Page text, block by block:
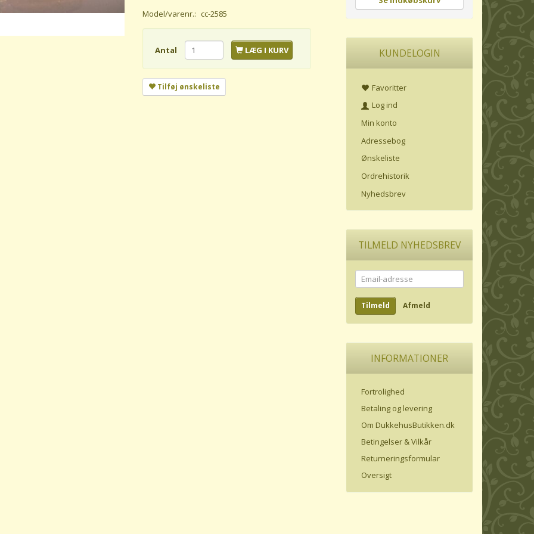
Model/varenr.: cc-2585
Antal LÆG I KURV
Tilføj ønskeliste
KUNDELOGIN
Favoritter
Log ind
Min konto
Adressebog
Ønskeliste
Ordrehistorik
Nyhedsbrev
TILMELD NYHEDSBREV
Email-
adresse
Tilmeld Afmeld
INFORMATIONER
Fortrolighed
Betaling og levering
Om DukkehusButikken.dk
Betingelser & Vilkår
Returneringsformular
Oversigt